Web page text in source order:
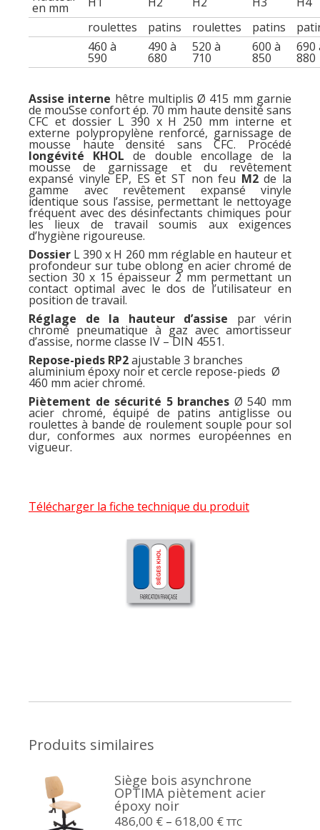
en mm
roulettes
patins roulettes patins
460 à
590
490 à
680
520 à
710
600 à
850
690
880
Assise interne hêtre multiplis Ø 415 mm garnie
de mouSse confort ép. 70 mm haute densité sans
CFC et dossier L 390 x H 250 mm interne et
externe polypropylène renforcé, garnissage de
mousse haute densité sans CFC. Procédé
longévité KHOLde double encollage de la
mousse de garnissage et du revêtement
expansé vinyle EP, ES et ST non feu M2de la
gamme avec revêtement expansé vinyle
identique sous l’assise, permettant le nettoyage
fréquent avec des désinfectants chimiques pour
les lieux de travail soumis aux exigences
d’hygiène rigoureuse.
Dossier L 390 x H 260 mm réglable en hauteur et
profondeur sur tube oblong en acier chromé de
section 30 x 15 épaisseur 2 mm permettant un
contact optimal avec le dos de l’utilisateur en
position de travail.
Réglage de la hauteur d’assise par vérin
chromé pneumatique à gaz avec amortisseur
d’assise, norme classe IV – DIN 4551.
Repose-pieds RP2ajustable 3 branches
aluminium époxy noir et cercle repose-pieds Ø
460 mm acier chromé.
Piètement de sécurité 5 branches Ø 540 mm
acier chromé, équipé de patins antiglisse ou
roulettes à bande de roulement souple pour sol
dur, conformes aux normes européennes en
vigueur.
Télécharger la fiche technique du produit
Produits similaires
Siège bois asynchrone
OPTIMA piètement acier
époxy noir
486,00 € – 618,00 € TTC